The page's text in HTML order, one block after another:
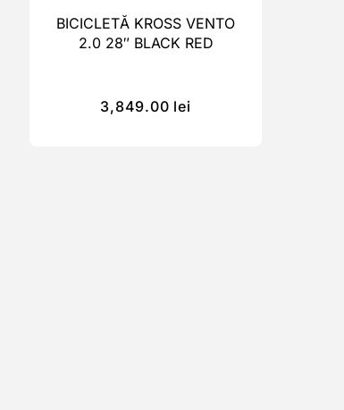
BICICLETĂ KROSS VENTO
2.0 28″ BLACK RED
3,849.00 lei